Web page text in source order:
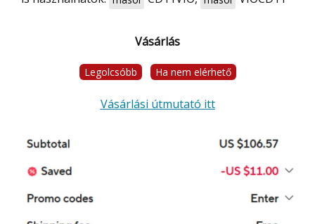
Vásárlás
Legolcsóbb Ha nem elérhető
Vásárlási útmutató itt